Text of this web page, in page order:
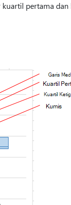
pertama